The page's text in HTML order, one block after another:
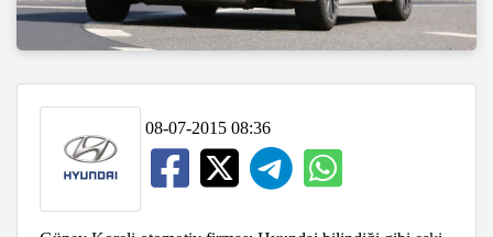
08-07-2015 08:36